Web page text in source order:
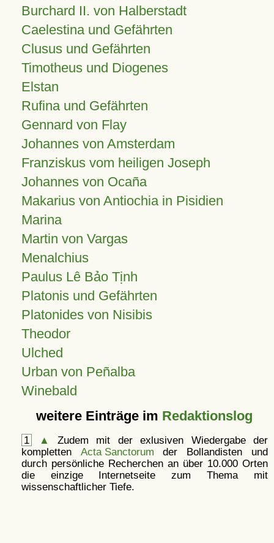
Burchard II. von Halberstadt
Caelestina und Gefährten
Clusus und Gefährten
Timotheus und Diogenes
Elstan
Rufina und Gefährten
Gennard von Flay
Johannes von Amsterdam
Franziskus vom heiligen Joseph
Johannes von Ocaña
Makarius von Antiochia in Pisidien
Marina
Martin von Vargas
Menalchius
Paulus Lê Bảo Tịnh
Platonis und Gefährten
Platonides von Nisibis
Theodor
Ulched
Urban von Peñalba
Winebald
weitere Einträge im Redaktionslog
1 ▲
Zudem mit der exlusiven Wiedergabe der
kompletten Acta Sanctorum der Bollandisten und
durch persönliche Recherchen an über 10.000 Orten
die einzige Internetseite zum Thema mit
wissenschaftlicher Tiefe.